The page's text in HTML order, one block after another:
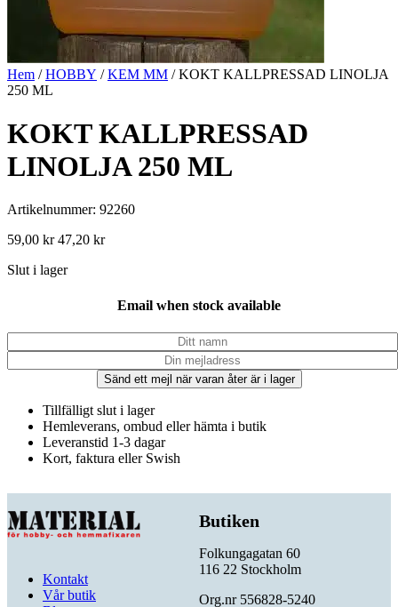
Hem /HOBBY /KEM MM / KOKT KALLPRESSAD LINOLJA
250 ML
KOKT KALLPRESSAD
LINOLJA 250 ML
Artikelnummer: 92260
59,00 kr 47,20 kr
Slut i lager
Email when stock available
Sänd ett mejl när varan åter är i lager
Tillfälligt slut i lager
Hemleverans, ombud eller hämta i butik
Leveranstid 1-3 dagar
Kort, faktura eller Swish
Kontakt
Vår butik
Butiken
Folkungagatan 60
116 22 Stockholm
Org.nr 556828-5240